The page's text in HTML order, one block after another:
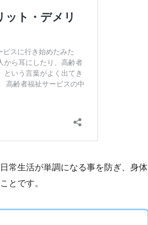
常生活が単調になる事を防ぎ、身体
とです。